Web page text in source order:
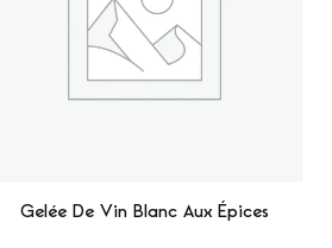
Gelée De Vin Blanc Aux Épices